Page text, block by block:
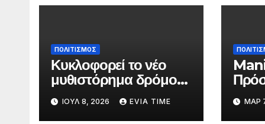
ΠΟΛΙΤΙΣΜΟΣ
Κυκλοφορεί το νέο
μυθιστόρημα δρόμου
της Στεφανίας
Ρουλάκη «Το Βανάκι»
ΙΟΎΛ 8, 2026 EVIA TIME ΜΑΡ